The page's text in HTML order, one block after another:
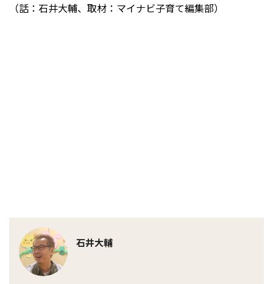
（話：石井大輔、取材：マイナビ子育て編集部）
石井大輔